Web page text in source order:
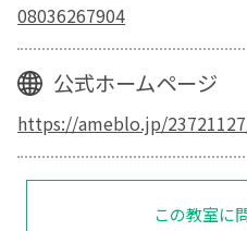
08036267904
公式ホームページ
https://ameblo.jp/
この教室に